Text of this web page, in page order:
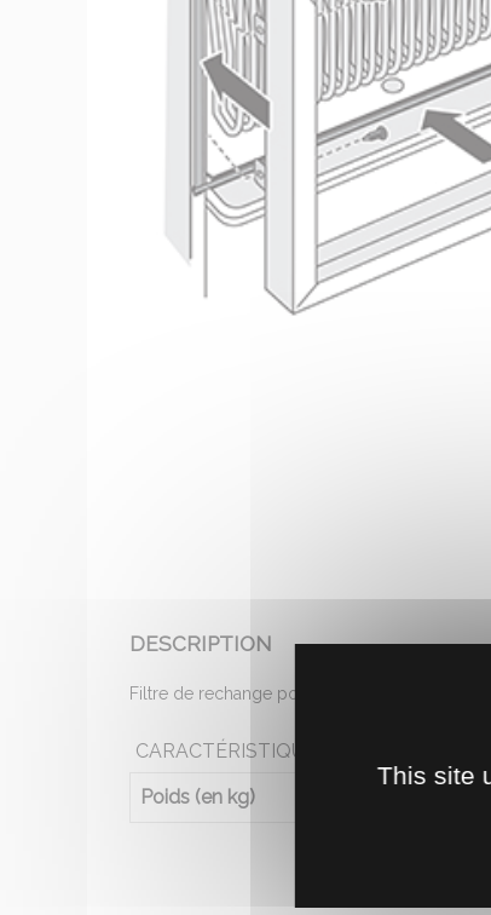
DESCRIPTION
Filtre de rechange pour déshumidificateur.
CARACTÉRISTIQUES
Poids (en kg)
This site